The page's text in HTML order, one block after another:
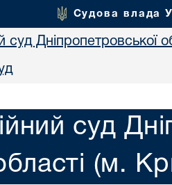
Судова влада
суд Дніпропетровської
суд
(м.